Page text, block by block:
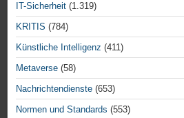
IT-Sicherheit (1.319)
KRITIS (784)
Künstliche Intelligenz (411)
Metaverse (58)
Nachrichtendienste (653)
Normen und Standards (553)